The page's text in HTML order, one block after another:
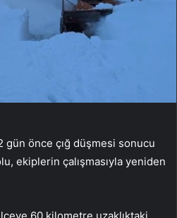
gün önce çığ düşmesi sonucu
ekiplerin çalışmasıyla yeniden